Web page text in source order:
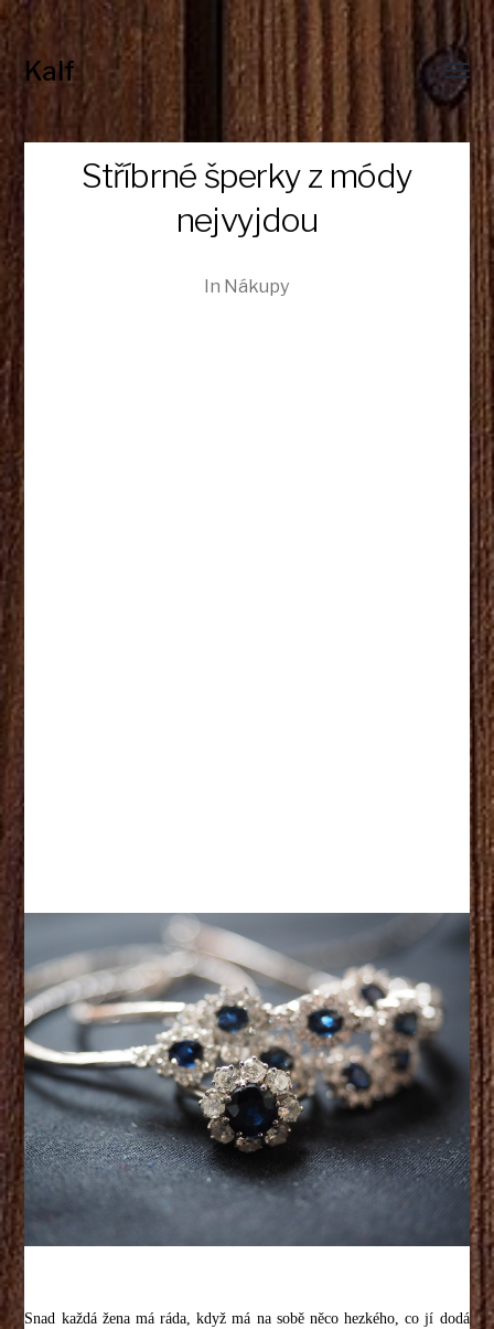
Kalf
menu
Stříbrné šperky z módy
nejvyjdou
In Nákupy
Snad každá žena má ráda, když má na sobě něco hezkého, co jí dodá